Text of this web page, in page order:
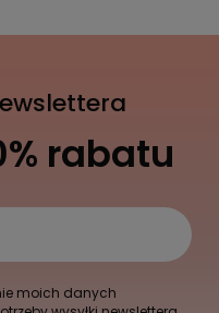
rabatu
moich danych